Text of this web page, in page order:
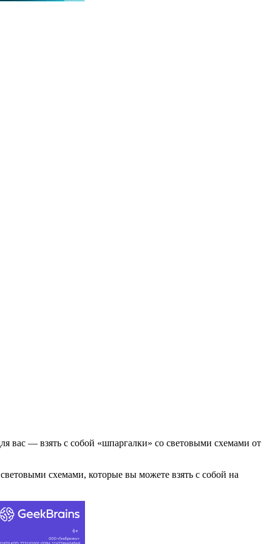
вас — взять с собой «шпаргалки» со световыми схемами от
схемами, которые вы можете взять с собой на